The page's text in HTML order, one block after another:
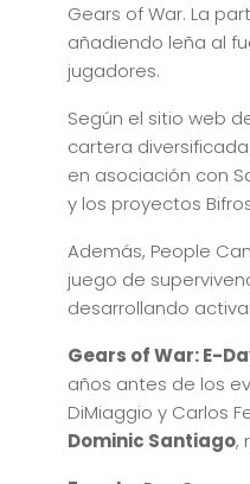
Gears of War. La
añadiendo leña al
jugadores.
Según el sitio web
cartera
en asociación con
y los proyectos
Además, People
juego de
desarrollando
Gears of War: E-
años antes de los
DiMiaggio y Carlos
Dominic Santiago,